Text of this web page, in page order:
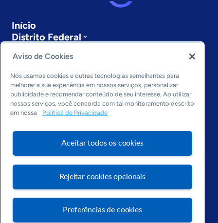
Início
Distrito Federal
Últimas notícias
Entre em contato
Editorias
Economia & Política
Inovação & Tecnologia
Visite o Portal Sebrae
Aviso de Cookies
Nós usamos cookies e outras tecnologias semelhantes para
melhorar a sua experiência em nossos serviços, personalizar
publicidade e recomendar conteúdo de seu interesse. Ao utilizar
nossos serviços, você concorda com tal monitoramento descrito
em nossa
Política de Privacidade
Aceitar todos os cookies
Rejeitar cookies opcionais
Preferências de cookies